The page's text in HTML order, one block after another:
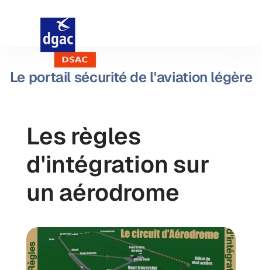
Le portail sécurité de l'aviation légère
Les règles
d'intégration sur
un aérodrome